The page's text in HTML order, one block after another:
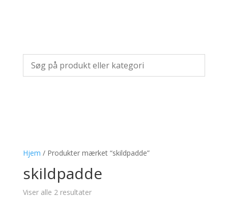
Hjem / Produkter mærket “skildpadde”
skildpadde
Viser alle 2 resultater